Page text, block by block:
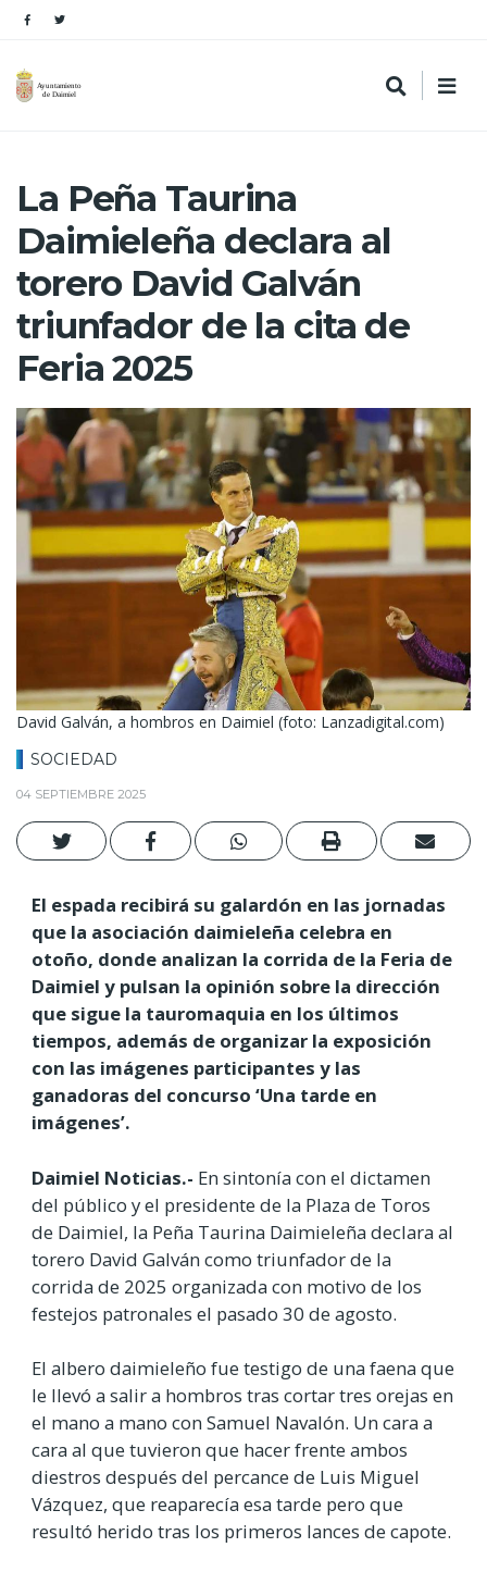
La Peña Taurina
Daimieleña declara al
torero David Galván
triunfador de la cita de
Feria 2025
David Galván, a hombros en Daimiel (foto: Lanzadigital.com)
SOCIEDAD
04 SEPTIEMBRE 2025
El espada recibirá su galardón en las jornadas
que la asociación daimieleña celebra en
otoño, donde analizan la corrida de la Feria de
Daimiel y pulsan la opinión sobre la dirección
que sigue la tauromaquia en los últimos
tiempos, además de organizar la exposición
con las imágenes participantes y las
ganadoras del concurso ‘Una tarde en
imágenes’.
Daimiel Noticias.- En sintonía con el dictamen
del público y el presidente de la Plaza de Toros
de Daimiel, la Peña Taurina Daimieleña declara al
torero David Galván como triunfador de la
corrida de 2025 organizada con motivo de los
festejos patronales el pasado 30 de agosto.
El albero daimieleño fue testigo de una faena que
le llevó a salir a hombros tras cortar tres orejas en
el mano a mano con Samuel Navalón. Un cara a
cara al que tuvieron que hacer frente ambos
diestros después del percance de Luis Miguel
Vázquez, que reaparecía esa tarde pero que
resultó herido tras los primeros lances de capote.